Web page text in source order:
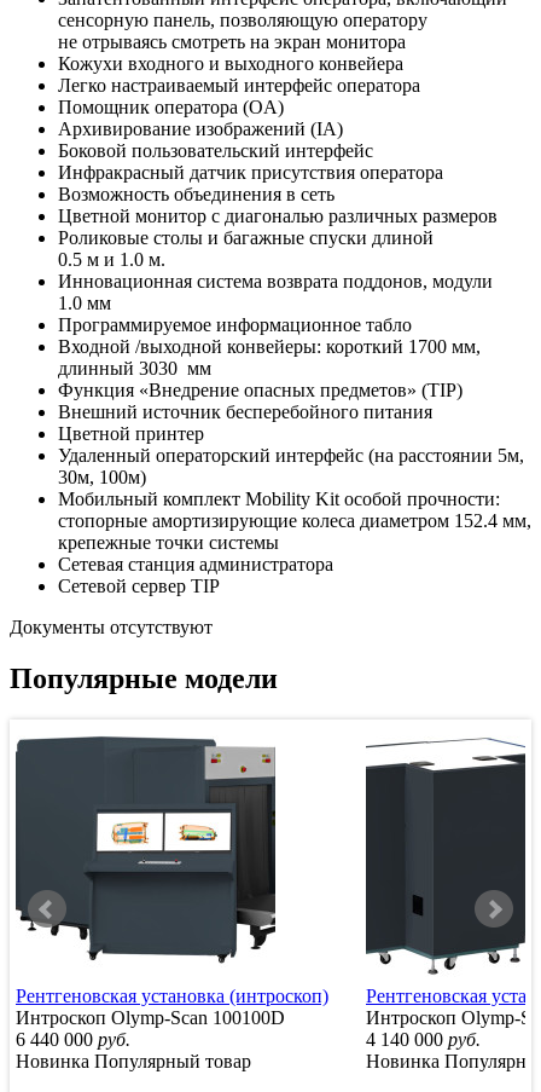
сенсорную панель, позволяющую оператору
не отрываясь смотреть на экран монитора
Кожухи входного и выходного конвейера
Легко настраиваемый интерфейс оператора
Помощник оператора (OA)
Архивирование изображений (IA)
Боковой пользовательский интерфейс
Инфракрасный датчик присутствия оператора
Возможность объединения в сеть
Цветной монитор с диагональю различных размеров
Роликовые столы и багажные спуски длиной
0.5 м и 1.0 м.
Инновационная система возврата поддонов, модули
1.0 мм
Программируемое информационное табло
Входной /выходной конвейеры: короткий 1700 мм,
длинный 3030 мм
Функция «Внедрение опасных предметов» (TIP)
Внешний источник бесперебойного питания
Цветной принтер
Удаленный операторский интерфейс (на расстоянии 5м,
30м, 100м)
Мобильный комплект Mobility Kit особой прочности:
стопорные амортизирующие колеса диаметром 152.4 мм,
крепежные точки системы
Сетевая станция администратора
Сетевой сервер TIP
Документы отсутствуют
Популярные модели
Рентгеновская установка (интроскоп)
Интроскоп Olymp-Scan 100100D
6 440 000 руб.
Новинка Популярный товар
Рентгеновская
Интроскоп Olymp-
4 140 000 руб.
Новинка